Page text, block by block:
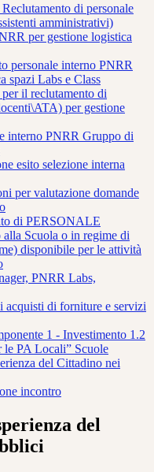
di personale
amministrativi)
per gestione logistica
personale interno PNRR
spazi Labs e Class
il reclutamento di
per gestione
interno PNRR Gruppo di
esito selezione interna
per valutazione domande
di PERSONALE
Scuola o in regime di
disponibile per le attività
PNRR Labs,
acquisti di forniture e servizi
1 - Investimento 1.2
PA Locali” Scuole
del Cittadino nei
incontro
del